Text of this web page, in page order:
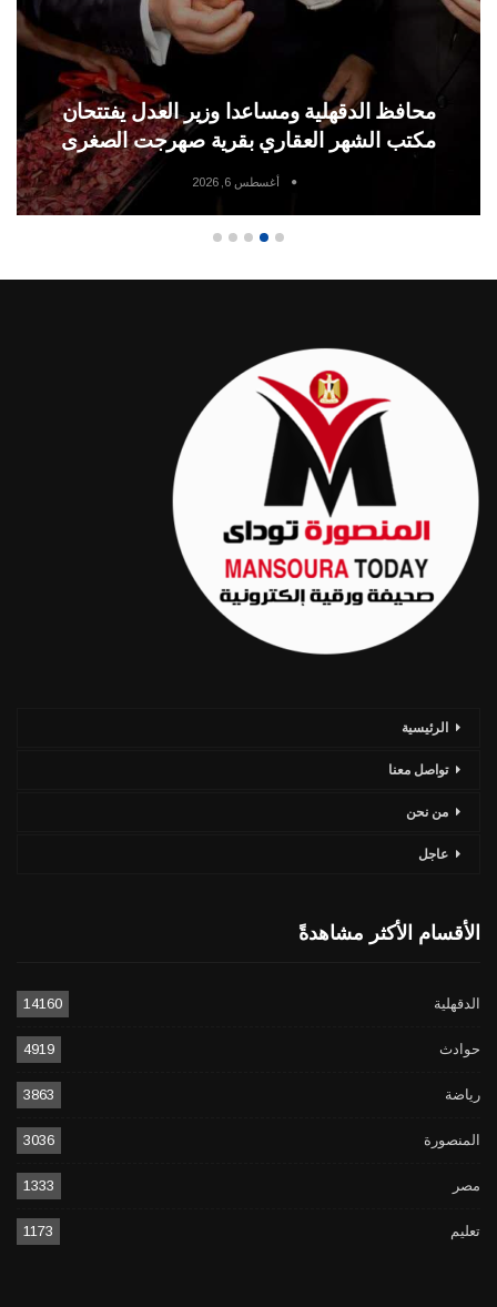
محافظ الدقهلية ومساعدا وزير العدل يفتتحان
مكتب الشهر العقاري بقرية صهرجت الصغرى
أغسطس 6, 2026
الرئيسية
تواصل معنا
من نحن
عاجل
الأقسام الأكثر مشاهدةً
الدقهلية 14160
حوادث 4919
رياضة 3863
المنصورة 3036
مصر 1333
تعليم 1173